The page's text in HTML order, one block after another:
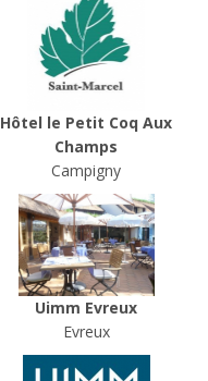
Hôtel le Petit Coq Aux
Champs
Campigny
Uimm Evreux
Evreux